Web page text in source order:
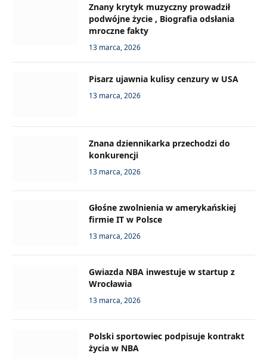
Znany krytyk muzyczny prowadził
podwójne życie , Biografia odsłania
mroczne fakty
13 marca, 2026
Pisarz ujawnia kulisy cenzury w USA
13 marca, 2026
Znana dziennikarka przechodzi do
konkurencji
13 marca, 2026
Głośne zwolnienia w amerykańskiej
firmie IT w Polsce
13 marca, 2026
Gwiazda NBA inwestuje w startup z
Wrocławia
13 marca, 2026
Polski sportowiec podpisuje kontrakt
życia w NBA